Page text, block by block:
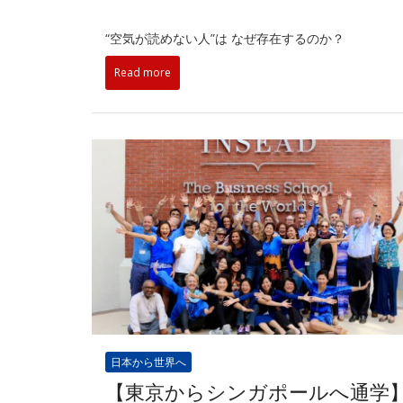
“空気が読めない人”は なぜ存在するのか？
Read more
日本から世界へ
【東京からシンガポールへ通学